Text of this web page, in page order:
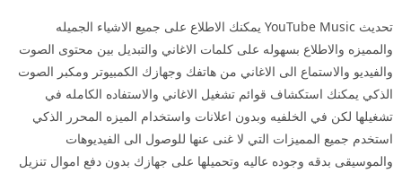
تحديث YouTube Music يمكنك الاطلاع على جميع الاشياء الجميله
والمميزه والاطلاع بسهوله على كلمات الاغاني والتبديل بين محتوى الصوت
والفيديو والاستماع الى الاغاني من هاتفك وجهازك الكمبيوتر ومكبر الصوت
الذكي يمكنك استكشاف قوائم تشغيل الاغاني والاستفاده الكامله في
تشغيلها لكن في الخلفيه وبدون اعلانات واستخدام الميزه المحرر الذكي
استخدم جميع المميزات التي لا غنى عنها للوصول الى الفيديوهات
والموسيقى بدقه وجوده عاليه وتحميلها على جهازك بدون دفع اموال تنزيل